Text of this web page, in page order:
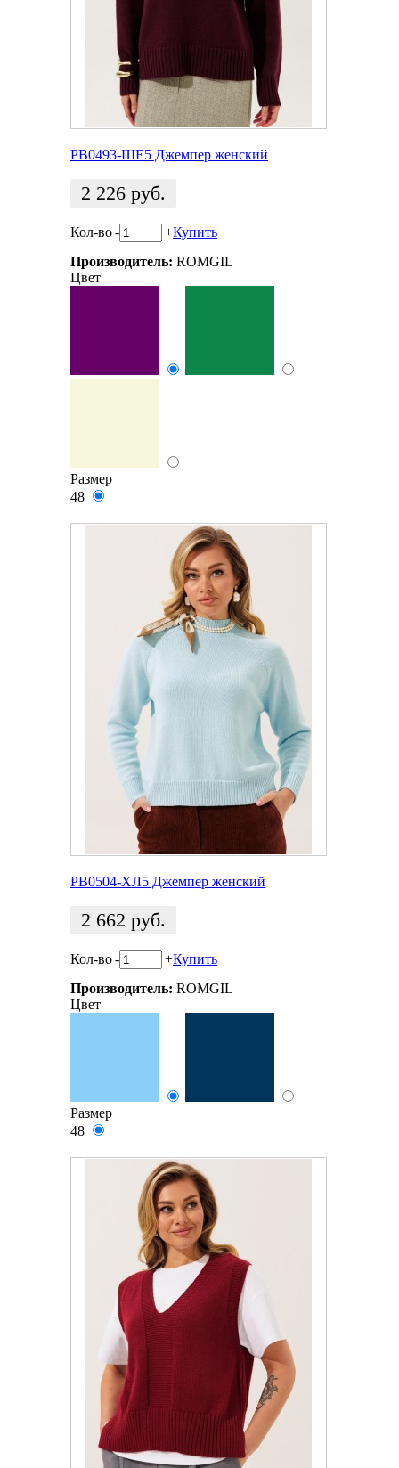
РВ0493-ШЕ5 Джемпер женский
2 226 руб.
Кол-во- +Купить
Производитель: ROMGIL
Цвет
Размер
48
РВ0504-ХЛ5 Джемпер женский
2 662 руб.
Кол-во- +Купить
Производитель: ROMGIL
Цвет
Размер
48